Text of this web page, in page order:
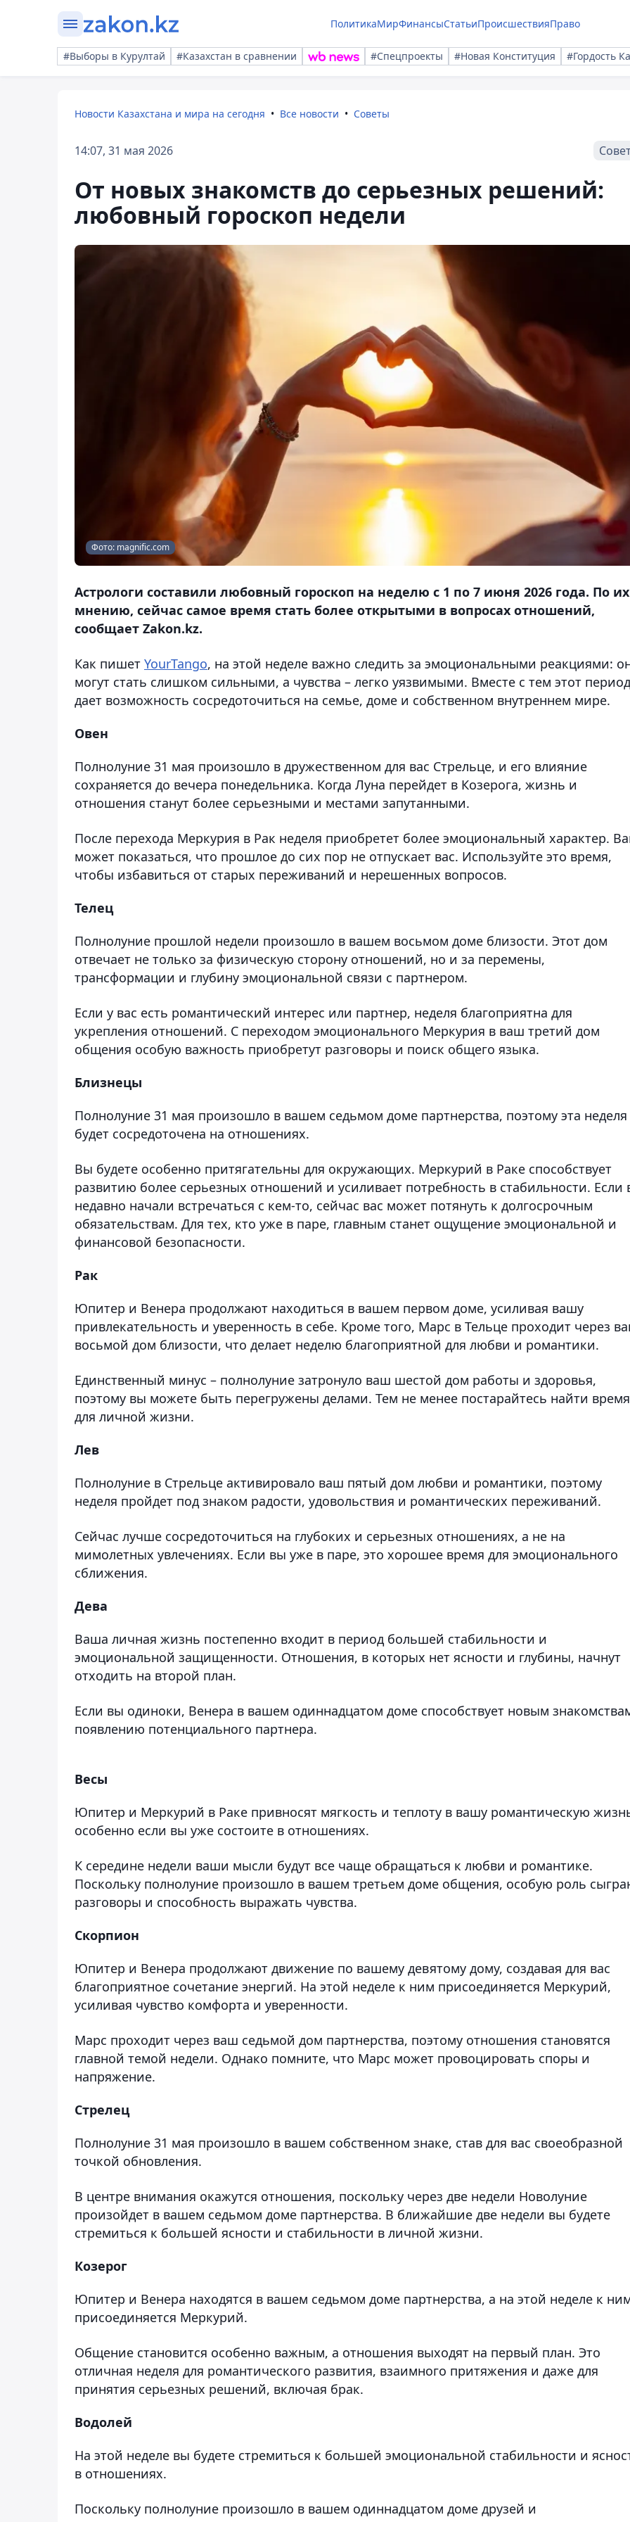
ПолитикаМирФинансыСтатьиПроисшествияПраво
#Выборы в Курултай #Казахстан в сравнении #Спецпроекты #Новая Конституция #Гордость
Новости Казахстана и мира на сегодня Все новости Советы
14:07, 31 мая 2026
От новых знакомств до серьезных решений:
любовный гороскоп недели
Фото: magnific.com
Астрологи составили любовный гороскоп на неделю с 1 по 7 июня 2026 года. По их
мнению, сейчас самое время стать более открытыми в вопросах отношений,
сообщает Zakon.kz.
Как пишет YourTango, на этой неделе важно следить за эмоциональными реакциями:
могут стать слишком сильными, а чувства – легко уязвимыми. Вместе с тем этот период
дает возможность сосредоточиться на семье, доме и собственном внутреннем мире.
Овен
Полнолуние 31 мая произошло в дружественном для вас Стрельце, и его влияние
сохраняется до вечера понедельника. Когда Луна перейдет в Козерога, жизнь и
отношения станут более серьезными и местами запутанными.
После перехода Меркурия в Рак неделя приобретет более эмоциональный характер.
может показаться, что прошлое до сих пор не отпускает вас. Используйте это время,
чтобы избавиться от старых переживаний и нерешенных вопросов.
Телец
Полнолуние прошлой недели произошло в вашем восьмом доме близости. Этот дом
отвечает не только за физическую сторону отношений, но и за перемены,
трансформации и глубину эмоциональной связи с партнером.
Если у вас есть романтический интерес или партнер, неделя благоприятна для
укрепления отношений. С переходом эмоционального Меркурия в ваш третий дом
общения особую важность приобретут разговоры и поиск общего языка.
Близнецы
Полнолуние 31 мая произошло в вашем седьмом доме партнерства, поэтому эта неделя
будет сосредоточена на отношениях.
Вы будете особенно притягательны для окружающих. Меркурий в Раке способствует
развитию более серьезных отношений и усиливает потребность в стабильности. Если
недавно начали встречаться с кем-то, сейчас вас может потянуть к долгосрочным
обязательствам. Для тех, кто уже в паре, главным станет ощущение эмоциональной и
финансовой безопасности.
Рак
Юпитер и Венера продолжают находиться в вашем первом доме, усиливая вашу
привлекательность и уверенность в себе. Кроме того, Марс в Тельце проходит через
восьмой дом близости, что делает неделю благоприятной для любви и романтики.
Единственный минус – полнолуние затронуло ваш шестой дом работы и здоровья,
поэтому вы можете быть перегружены делами. Тем не менее постарайтесь найти время
для личной жизни.
Лев
Полнолуние в Стрельце активировало ваш пятый дом любви и романтики, поэтому
неделя пройдет под знаком радости, удовольствия и романтических переживаний.
Сейчас лучше сосредоточиться на глубоких и серьезных отношениях, а не на
мимолетных увлечениях. Если вы уже в паре, это хорошее время для эмоционального
сближения.
Дева
Ваша личная жизнь постепенно входит в период большей стабильности и
эмоциональной защищенности. Отношения, в которых нет ясности и глубины, начнут
отходить на второй план.
Если вы одиноки, Венера в вашем одиннадцатом доме способствует новым
появлению потенциального партнера.
Весы
Юпитер и Меркурий в Раке привносят мягкость и теплоту в вашу романтическую
особенно если вы уже состоите в отношениях.
К середине недели ваши мысли будут все чаще обращаться к любви и романтике.
Поскольку полнолуние произошло в вашем третьем доме общения, особую роль
разговоры и способность выражать чувства.
Скорпион
Юпитер и Венера продолжают движение по вашему девятому дому, создавая для вас
благоприятное сочетание энергий. На этой неделе к ним присоединяется Меркурий,
усиливая чувство комфорта и уверенности.
Марс проходит через ваш седьмой дом партнерства, поэтому отношения становятся
главной темой недели. Однако помните, что Марс может провоцировать споры и
напряжение.
Стрелец
Полнолуние 31 мая произошло в вашем собственном знаке, став для вас своеобразной
точкой обновления.
В центре внимания окажутся отношения, поскольку через две недели Новолуние
произойдет в вашем седьмом доме партнерства. В ближайшие две недели вы будете
стремиться к большей ясности и стабильности в личной жизни.
Козерог
Юпитер и Венера находятся в вашем седьмом доме партнерства, а на этой неделе к
присоединяется Меркурий.
Общение становится особенно важным, а отношения выходят на первый план. Это
отличная неделя для романтического развития, взаимного притяжения и даже для
принятия серьезных решений, включая брак.
Водолей
На этой неделе вы будете стремиться к большей эмоциональной стабильности и
в отношениях.
Поскольку полнолуние произошло в вашем одиннадцатом доме друзей и